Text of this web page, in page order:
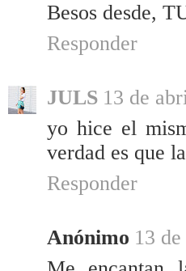
Besos desde,
Responder
JULS 13 de
yo hice el
verdad es que
Responder
Anónimo 13